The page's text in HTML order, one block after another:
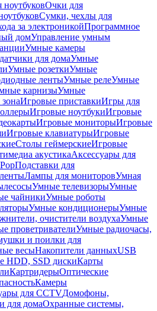
ноутбуковОчки для
Сумки, чехлы для
за электроникойПрограммное
домУправление умным
Умные камеры
для домаУмные
Умные розеткиУмные
лентыУмные релеУмные
карнизыУмные
Игровые приставкиИгры для
Игровые ноутбукиИгровые
Игровые мониторыИгровые
Игровые клавиатурыИгровые
Столы геймерскиеИгровые
акустикаАксессуары для
Подставки для
Лампы для мониторовУмная
Умные телевизорыУмные
чайникиУмные роботы
Умные кондиционерыУмные
очистители воздухаУмные
проветривателиУмные радиочасы,
и поилки для
весыНакопители данныхUSB
HDD, SSD дискиКарты
КартридерыОптические
Камеры
для CCTVДомофоны,
для домаОхранные системы,